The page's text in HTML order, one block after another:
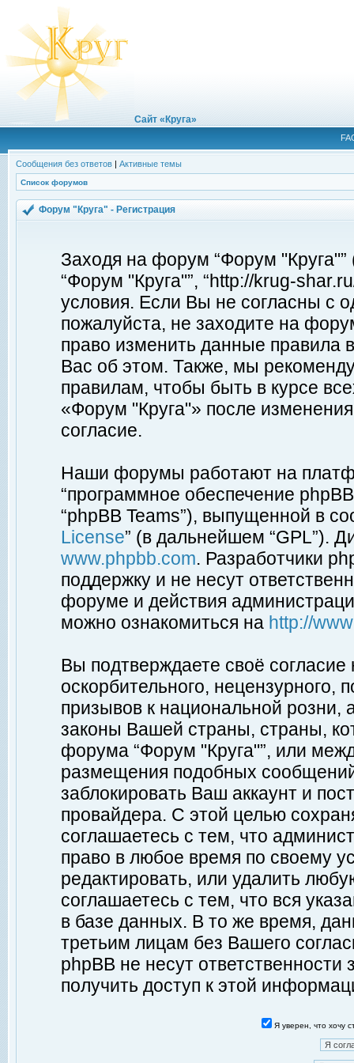
Сайт «Круга»
Сообщения без ответов | Активные темы
Список форумов
Форум "Круга" - Регистрация
Заходя на форум “Форум
“Форум "Круга"”, “http://krug-
условия. Если Вы не согласны с
пожалуйста, не заходите на
право изменить данные правила
Вас об этом. Также, мы
правилам, чтобы быть в курсе
«Форум "Круга"» после
согласие.
Наши форумы работают на
“программное обеспечение
“phpBB Teams”), выпущенной в
License” (в дальнейшем “GPL”).
www.phpbb.com. Разработчики
поддержку и не несут
форуме и действия
можно ознакомиться на http://
Вы подтверждаете своё
оскорбительного, нецензурного,
призывов к национальной
законы Вашей страны, страны,
форума “Форум "Круга"”, или
размещения подобных
заблокировать Ваш аккаунт и
провайдера. С этой целью
соглашаетесь с тем, что
право в любое время по своему
редактировать, или удалить
соглашаетесь с тем, что вся
в базе данных. В то же время,
третьим лицам без Вашего
phpBB не несут ответственности
получить доступ к этой
Я уверен, что хочу